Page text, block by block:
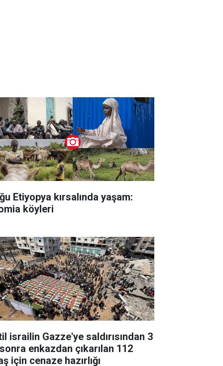
Etiyopya kırsalında yaşam:
köyleri
israilin Gazze'ye saldırısından 3
enkazdan çıkarılan 112
için cenaze hazırlığı